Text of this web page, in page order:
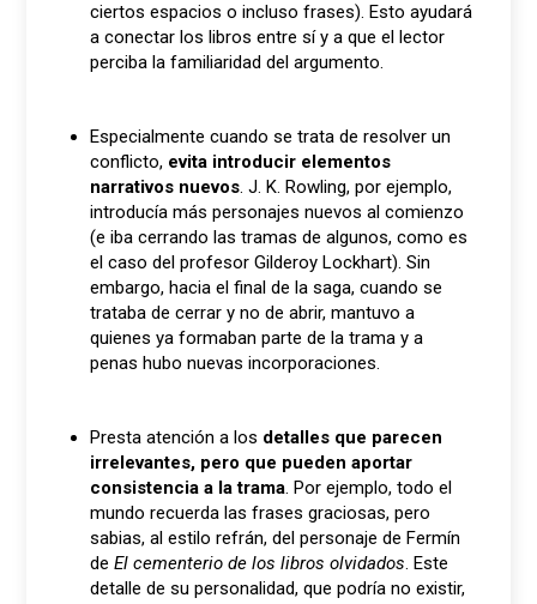
ciertos espacios o incluso frases). Esto ayudará
a conectar los libros entre sí y a que el lector
perciba la familiaridad del argumento.
Especialmente cuando se trata de resolver un
conflicto,evita introducir elementos
narrativos nuevos. J. K. Rowling, por ejemplo,
introducía más personajes nuevos al comienzo
(e iba cerrando las tramas de algunos, como es
el caso del profesor Gilderoy Lockhart). Sin
embargo, hacia el final de la saga, cuando se
trataba de cerrar y no de abrir, mantuvo a
quienes ya formaban parte de la trama y a
penas hubo nuevas incorporaciones.
Presta atención a los detalles que parecen
irrelevantes, pero que pueden aportar
consistencia a la trama. Por ejemplo, todo el
mundo recuerda las frases graciosas, pero
sabias, al estilo refrán, del personaje de Fermín
de El cementerio de los libros olvidados. Este
detalle de su personalidad, que podría no existir,